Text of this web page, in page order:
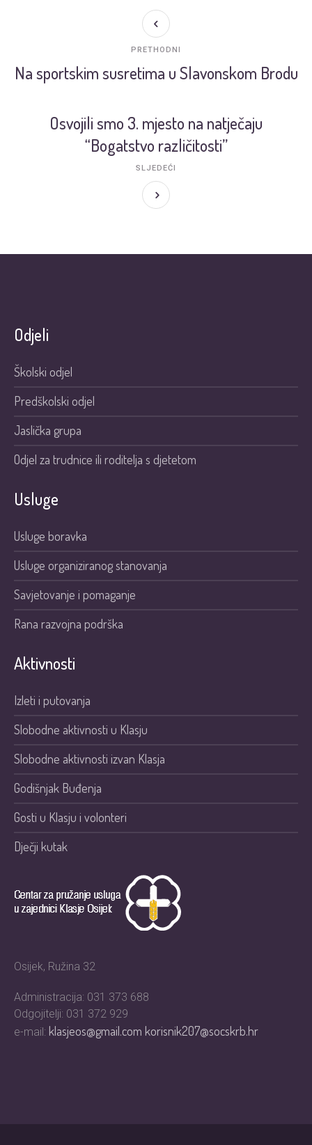
Na sportskim susretima u Slavonskom Brodu
PRETHODNI
Osvojili smo 3. mjesto na natječaju
“Bogatstvo različitosti”
SLJEDEĆI
Odjeli
Školski odjel
Predškolski odjel
Jaslička grupa
Odjel za trudnice ili roditelja s djetetom
Usluge
Usluge boravka
Usluge organiziranog stanovanja
Savjetovanje i pomaganje
Rana razvojna podrška
Aktivnosti
Izleti i putovanja
Slobodne aktivnosti u Klasju
Slobodne aktivnosti izvan Klasja
Godišnjak Buđenja
Gosti u Klasju i volonteri
Dječji kutak
Osijek, Ružina 32
Administracija: 031 373 688
Odgojitelji: 031 372 929
e-mail: klasjeos@gmail.comkorisnik207@socskrb.hr